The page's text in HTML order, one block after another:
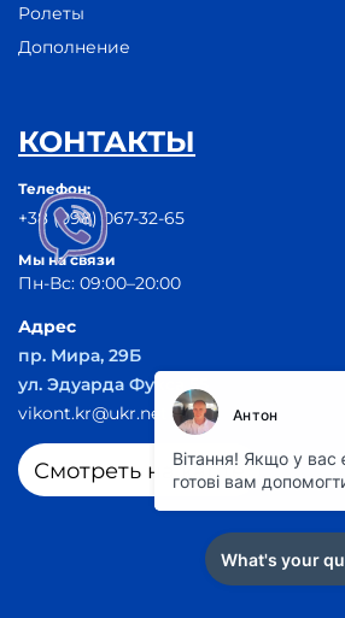
Ролеты
Дополнение
КОНТАКТЫ
Телефон:
+38 (098) 067-32-65
Мы на связи
Пн-Вс: 09:00–20:00
Адрес
пр. Мира, 29Б
ул. Эдуарда Фукса 55
vikont.kr@ukr.net
Смотреть на карте